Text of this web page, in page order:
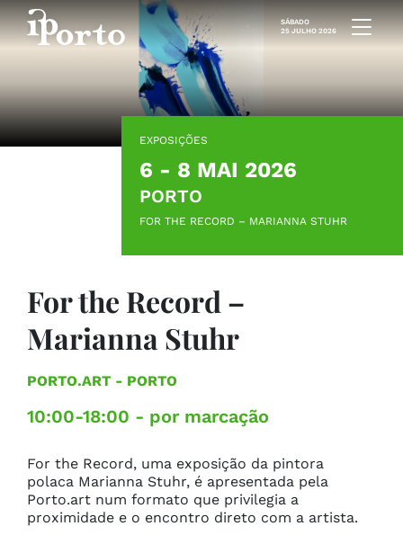
Saltar para o conteúdo
SÁBADO
25 JULHO 2026
EXPOSIÇÕES
6 - 8 MAI 2026
PORTO
FOR THE RECORD – MARIANNA STUHR
For the Record –
Marianna Stuhr
PORTO.ART - PORTO
10:00-18:00 - por marcação
For the Record, uma exposição da pintora
polaca Marianna Stuhr, é apresentada pela
Porto.art num formato que privilegia a
proximidade e o encontro direto com a artista.